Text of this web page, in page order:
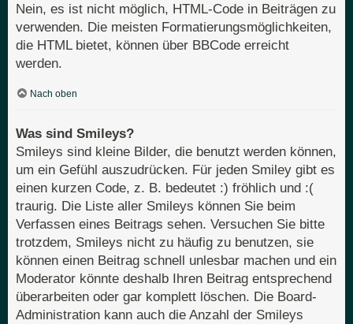
Nein, es ist nicht möglich, HTML-Code in Beiträgen zu
verwenden. Die meisten Formatierungsmöglichkeiten,
die HTML bietet, können über BBCode erreicht
werden.
Nach oben
Was sind Smileys?
Smileys sind kleine Bilder, die benutzt werden können,
um ein Gefühl auszudrücken. Für jeden Smiley gibt es
einen kurzen Code, z. B. bedeutet :) fröhlich und :(
traurig. Die Liste aller Smileys können Sie beim
Verfassen eines Beitrags sehen. Versuchen Sie bitte
trotzdem, Smileys nicht zu häufig zu benutzen, sie
können einen Beitrag schnell unlesbar machen und ein
Moderator könnte deshalb Ihren Beitrag entsprechend
überarbeiten oder gar komplett löschen. Die Board-
Administration kann auch die Anzahl der Smileys